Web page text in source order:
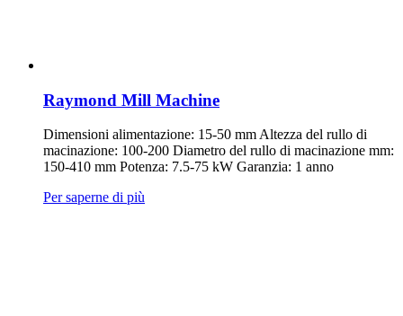
Raymond Mill Machine
Dimensioni alimentazione: 15-50 mm Altezza del rullo di
macinazione: 100-200 Diametro del rullo di macinazione mm:
150-410 mm Potenza: 7.5-75 kW Garanzia: 1 anno
Per saperne di più